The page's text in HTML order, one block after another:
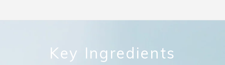
り、
Key Ingredients